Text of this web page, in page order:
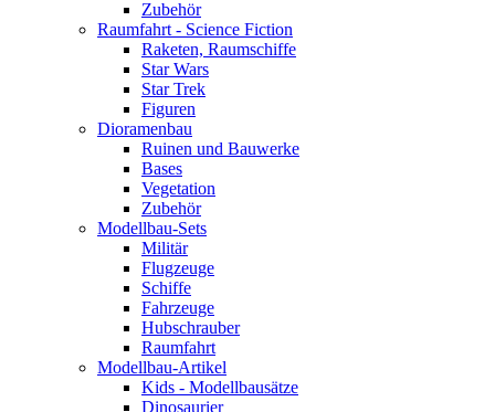
Zubehör
Raumfahrt - Science Fiction
Raketen, Raumschiffe
Star Wars
Star Trek
Figuren
Dioramenbau
Ruinen und Bauwerke
Bases
Vegetation
Zubehör
Modellbau-Sets
Militär
Flugzeuge
Schiffe
Fahrzeuge
Hubschrauber
Raumfahrt
Modellbau-Artikel
Kids - Modellbausätze
Dinosaurier